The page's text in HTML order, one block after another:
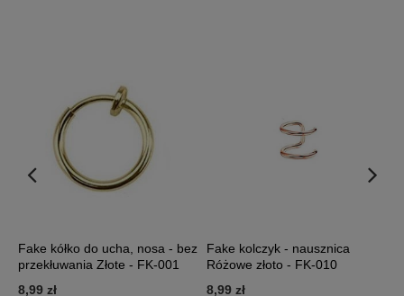
Fake kółko do ucha, nosa - bez
przekłuwania Złote - FK-001
8,99 zł
Fake kolczyk - nausznica
Różowe złoto - FK-010
8,99 zł